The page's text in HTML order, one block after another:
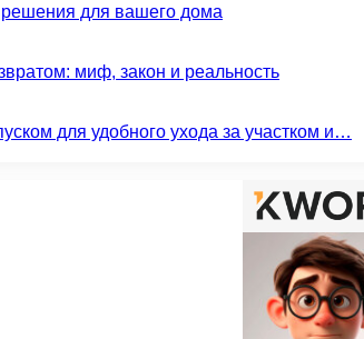
для вашего дома
миф, закон и реальность
для удобного ухода за участком и…